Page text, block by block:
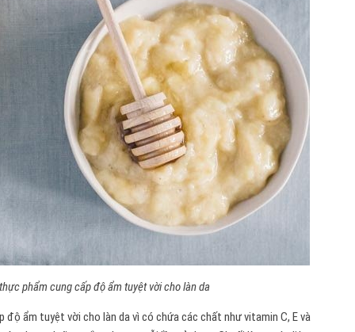
phẩm cung cấp độ ẩm tuyệt vời cho làn da
độ ẩm tuyệt vời cho làn da vì có chứa các chất như vitamin C, E và